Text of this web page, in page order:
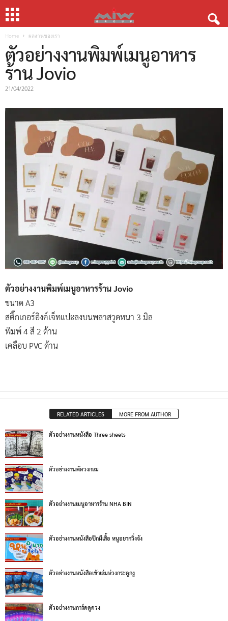
Home ผลงานของเรา
ตัวอย่างงานพิมพ์เมนูอาหาร
ร้าน Jovio
21/04/2022
ตัวอย่างงานพิมพ์เมนูอาหารร้าน Jovio
ขนาด A3
สติ๊กเกอร์อิงค์เจ็ทแปะลงบนพลาสวูดหนา 3 มิล
พิมพ์ 4 สี 2 ด้าน
เคลือบ PVC ด้าน
RELATED ARTICLES MORE FROM AUTHOR
ตัวอย่างงานหนังสือ Three sheets
ตัวอย่างงานพัดวงกลม
ตัวอย่างงานเมนูอาหารร้าน NHA BIN
ตัวอย่างงานหนังสือปีกผีเสื้อ หนูอยากวิ่งจัง
ตัวอย่างงานหนังสือเข้าเล่มห่วงกระดูกงู
ตัวอย่างงานการ์ดดูดวง